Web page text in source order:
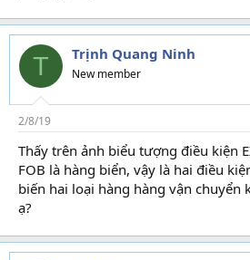
T Trịnh Quang Ninh
New member
2/8/19
Thấy trên ảnh biểu tượng điều kiện
FOB là hàng biển, vậy là hai điều
biến hai loại hàng hàng vận chuyển
ạ?